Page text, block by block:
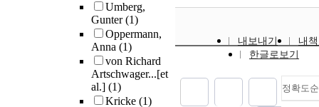
Umberg,
Gunter(1)
Oppermann,
Anna (1)
von Richard
Artschwager...[et
al.] (1)
Kricke (1)
내보내기
내
한글로보기
정확도순